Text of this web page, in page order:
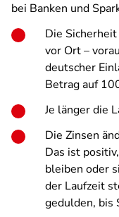
bei Banken und
Die
vor Ort –
deutscher
Betrag auf
Je länger die
Die Zinsen
Das ist
bleiben oder
der Laufzeit
gedulden, bis